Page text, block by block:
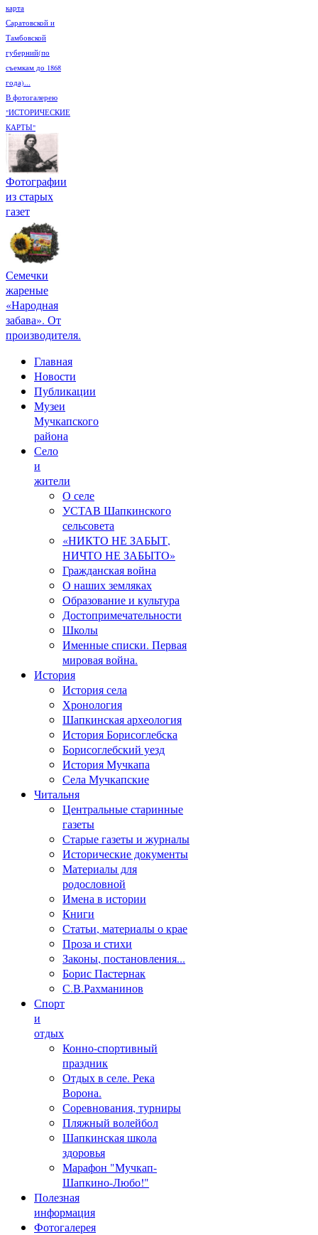
карта
Саратовской и
Тамбовской
губерний(по
съемкам до 1868
года)...
В фотогалерею
"ИСТОРИЧЕСКИЕ
КАРТЫ"
Фотографии
из старых
газет
Семечки
жареные
«Народная
забава». От
производителя.
Главная
Новости
Публикации
Музеи
Мучкапского
района
Село
и
жители
О селе
УСТАВ Шапкинского
сельсовета
«НИКТО НЕ ЗАБЫТ,
НИЧТО НЕ ЗАБЫТО»
Гражданская война
О наших земляках
Образование и культура
Достопримечательности
Школы
Именные списки. Первая
мировая война.
История
История села
Хронология
Шапкинская археология
История Борисоглебска
Борисоглебский уезд
История Мучкапа
Села Мучкапские
Читальня
Центральные старинные
газеты
Старые газеты и журналы
Исторические документы
Материалы для
родословной
Имена в истории
Книги
Статьи, материалы о крае
Проза и стихи
Законы, постановления...
Борис Пастернак
С.В.Рахманинов
Спорт
и
отдых
Конно-спортивный
праздник
Отдых в селе. Река
Ворона.
Соревнования, турниры
Пляжный волейбол
Шапкинская школа
здоровья
Марафон "Мучкап-
Шапкино-Любо!"
Полезная
информация
Фотогалерея